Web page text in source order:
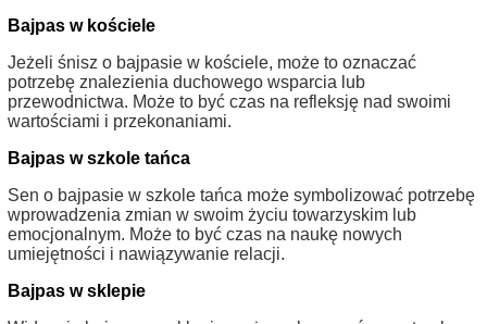
Bajpas w kościele
Jeżeli śnisz o bajpasie w kościele, może to oznaczać
potrzebę znalezienia duchowego wsparcia lub
przewodnictwa. Może to być czas na refleksję nad swoimi
wartościami i przekonaniami.
Bajpas w szkole tańca
Sen o bajpasie w szkole tańca może symbolizować potrzebę
wprowadzenia zmian w swoim życiu towarzyskim lub
emocjonalnym. Może to być czas na naukę nowych
umiejętności i nawiązywanie relacji.
Bajpas w sklepie